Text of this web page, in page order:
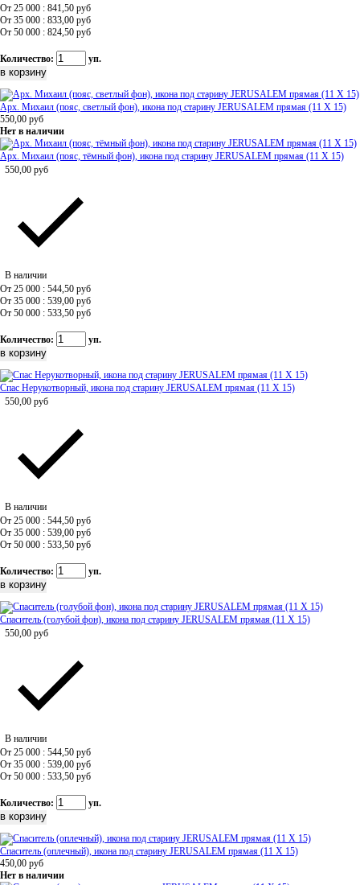
От 25 000 : 841,50 руб
От 35 000 : 833,00 руб
От 50 000 : 824,50 руб
Количество: уп.
Арх. Михаил (пояс, светлый фон), икона под старину JERUSALEM прямая (11 Х 15)
550,00 руб
Нет в наличии
Арх. Михаил (пояс, тёмный фон), икона под старину JERUSALEM прямая (11 Х 15)
550,00 руб
В наличии
От 25 000 : 544,50 руб
От 35 000 : 539,00 руб
От 50 000 : 533,50 руб
Количество: уп.
Спас Нерукотворный, икона под старину JERUSALEM прямая (11 Х 15)
550,00 руб
В наличии
От 25 000 : 544,50 руб
От 35 000 : 539,00 руб
От 50 000 : 533,50 руб
Количество: уп.
Спаситель (голубой фон), икона под старину JERUSALEM прямая (11 Х 15)
550,00 руб
В наличии
От 25 000 : 544,50 руб
От 35 000 : 539,00 руб
От 50 000 : 533,50 руб
Количество: уп.
Спаситель (оплечный), икона под старину JERUSALEM прямая (11 Х 15)
450,00 руб
Нет в наличии